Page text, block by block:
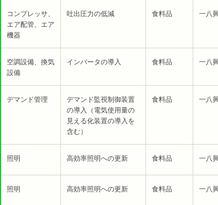
コンプレッサ、
エア配管、エア
機器
吐出圧力の低減 食料品 一八
空調設備、換気
設備
インバータの導入 食料品 一八
デマンド管理
デマンド監視制御装置
の導入（電気使用量の
見える化装置の導入を
含む）
食料品 一八
照明 高効率照明への更新 食料品 一八
照明 高効率照明への更新 食料品 一八